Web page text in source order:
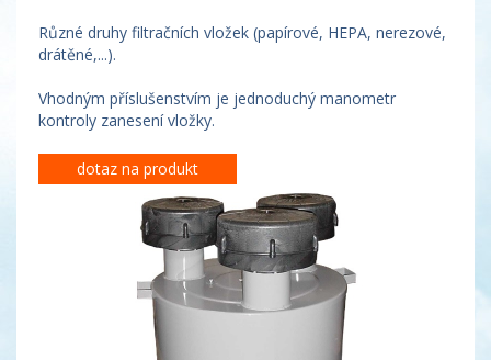
Různé druhy filtračních vložek (papírové, HEPA, nerezové,
drátěné,...).
Vhodným příslušenstvím je jednoduchý manometr
kontroly zanesení vložky.
dotaz na produkt